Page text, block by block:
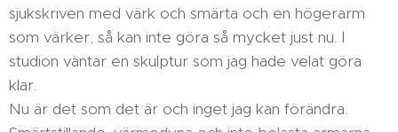
sjukskriven med värk och smärta och en högerarm
som värker, så kan inte göra så mycket just nu. I
studion väntar en skulptur som jag hade velat göra
klar.
Nu är det som det är och inget jag kan förändra.